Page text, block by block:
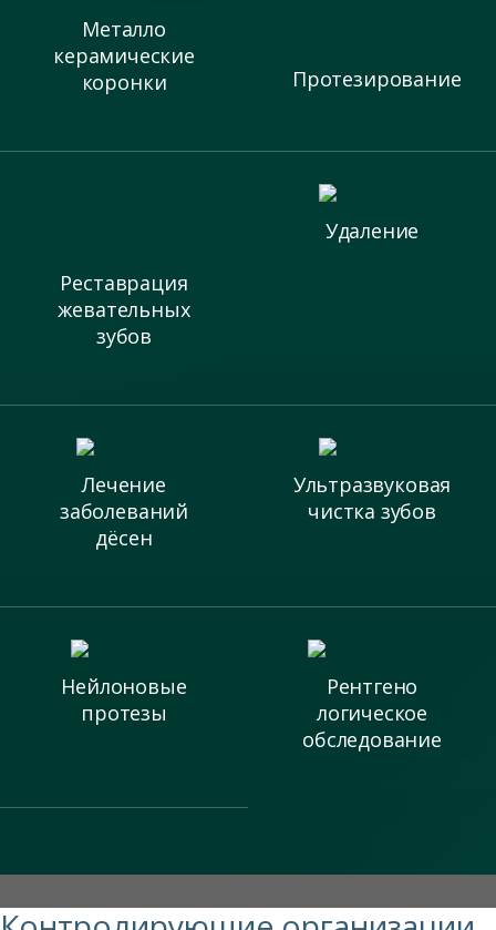
Металло
керамические
коронки
Протезирование
Реставрация
жевательных
зубов
Удаление
Лечение
заболеваний
дёсен
Ультразвуковая
чистка зубов
Нейлоновые
протезы
Рентгено
логическое
обследование